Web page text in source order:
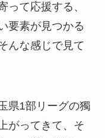
って応援する、
要素が見つかる
んな感じで見て
県1部リーグの獨
がってきて、そ